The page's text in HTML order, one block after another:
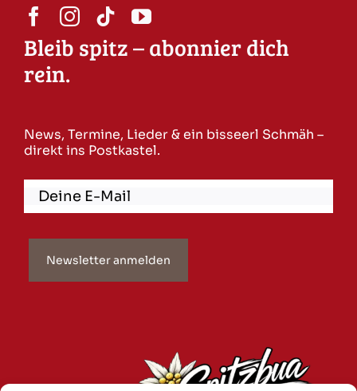
Bleib spitz – abonnier dich
rein.
News, Termine, Lieder & ein bisseerl Schmäh –
direkt ins Postkastel.
Newsletter anmelden